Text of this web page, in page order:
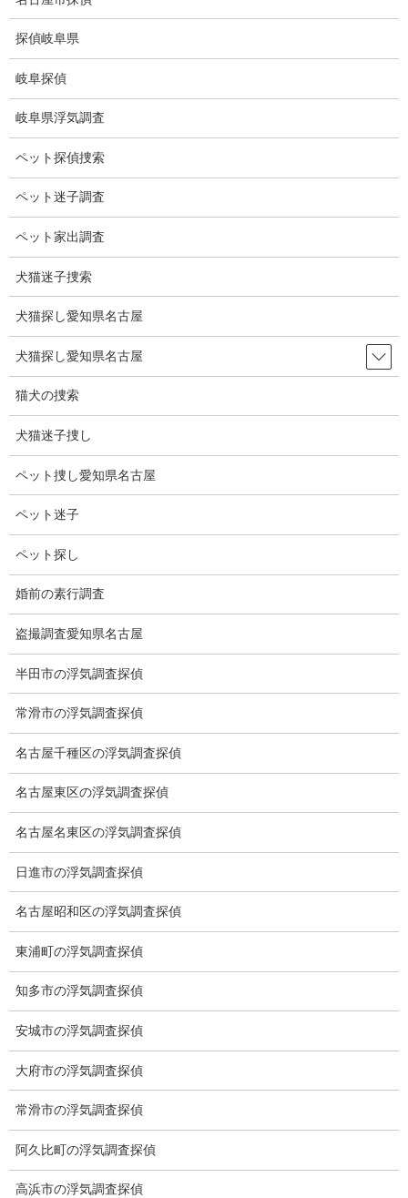
に
動
ョ
に
動
ブログ
HOME ブログ
2021-11-01
ブログ
火星人
火星で発見された手のひらに乗せるぐらいの小さな石が世界を沸
かせています。
この石には地球以外で、いまだ見つかっていない生命の痕跡を秘
めている可能性があるというのです。
火星は過去、地球のように温暖湿潤で、液体の水が豊かな惑星だ
ったかもしれないということが明らかになってきています。
感じられませんが、火星の表面を調べるてみると海や川が無いと
できる鉱物が発見されています。
遠い過去には人類のような生命体が存在していたとしても不思議
火星人は子供の頃からアニメ、TV、映画などで見かけます。
かつて、火星に生命体が存在していた可能性が高いことから、人
査機を送り込んでいます。
今後、新たな発見があることを楽しみにしています。
もし、哺乳類の化石が発見されたら世界中を沸かせる処では無く
なりますね。
カテゴリー ブログ
ブログ
アイスクリーム
探偵岐阜県
岐阜探偵
岐阜県浮気調査
ペット探偵捜索
ペット迷子調査
ペット家出調査
犬猫迷子捜索
犬猫探し愛知県名古屋
犬猫探し愛知県名古屋
猫犬の捜索
犬猫迷子捜し
ペット捜し愛知県名古屋
ペット迷子
ペット探し
婚前の素行調査
盗撮調査愛知県名古屋
半田市の浮気調査探偵
常滑市の浮気調査探偵
名古屋千種区の浮気調査探偵
名古屋東区の浮気調査探偵
名古屋名東区の浮気調査探偵
日進市の浮気調査探偵
名古屋昭和区の浮気調査探偵
東浦町の浮気調査探偵
知多市の浮気調査探偵
安城市の浮気調査探偵
大府市の浮気調査探偵
常滑市の浮気調査探偵
阿久比町の浮気調査探偵
高浜市の浮気調査探偵